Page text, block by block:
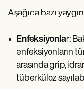
Aşağıda bazı
Enfeksiyonlar:
enfeksiyonların
arasında grip,
tüberküloz